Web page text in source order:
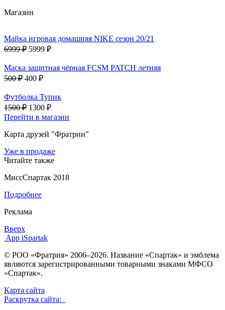
Магазин
Майка игровая домашняя NIKE сезон 20/21
6999 ₽ 5999 ₽
Маска защитная чёрная FCSM PATCH летняя
500 ₽ 400 ₽
Футболка Тупик
1500 ₽ 1300 ₽
Перейти в магазин
Карта друзей "Фратрии"
Уже в продаже
Читайте также
МиссСпартак 2018
Подробнее
Реклама
Вверх
App iSpartak
© РОО «Фратрия» 2006–2026. Название «Спартак» и эмблема
являются зарегистрированными товарными знаками МФСО
«Спартак».
Карта сайта
Раскрутка сайта: